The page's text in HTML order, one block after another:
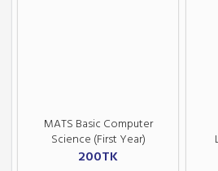
MATS Basic Computer
Science (First Year)
200TK